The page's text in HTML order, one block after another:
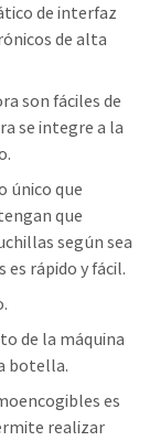
de interfaz
de alta
son fáciles de
se integre a la
único que
que
según sea
es rápido y fácil.
de la máquina
botella.
es
realizar